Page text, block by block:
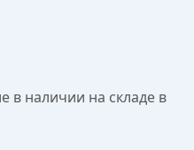
в наличии на складе в